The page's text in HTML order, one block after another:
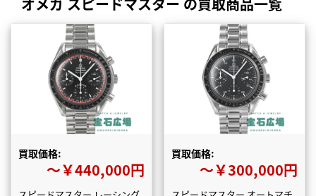
買取価格:
〜￥440,000円
買取価格:
〜￥300,000円